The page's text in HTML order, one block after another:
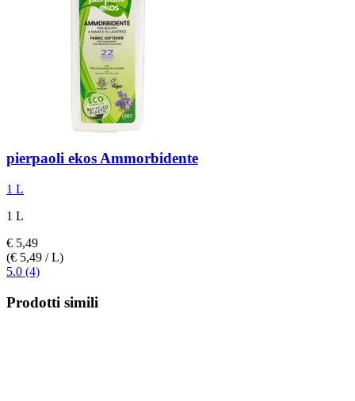
pierpaoli ekosAmmorbidente
1 L
1 L
€ 5,49
(€ 5,49 / L)
5.0 (4)
Prodotti simili